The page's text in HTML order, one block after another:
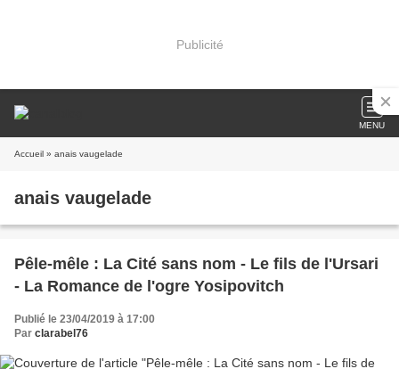
Publicité
MENU
Accueil » anais vaugelade
anais vaugelade
Pêle-mêle : La Cité sans nom - Le fils de l'Ursari
- La Romance de l'ogre Yosipovitch
Publié le 23/04/2019 à 17:00
Par clarabel76